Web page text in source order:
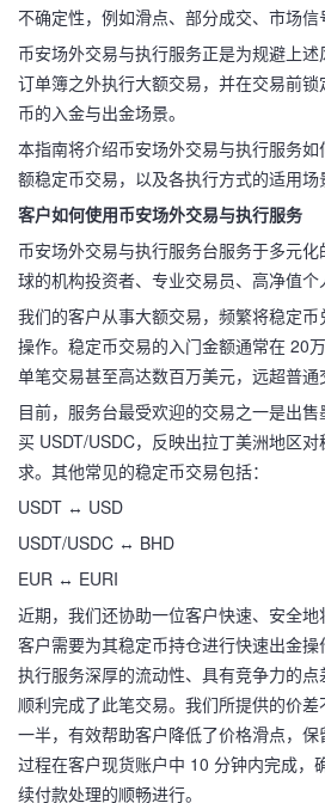
不确定性，例如滑点、部分成交、市场信
币安场外交易与执行服务正是为规避上
订单簿之外执行大额交易，并在交易前
币的入金与出金场景。
本指南将介绍币安场外交易与执行服务
额稳定币交易，以及各执行方式的适用场
客户如何使用币安场外交易与执行服务
币安场外交易与执行服务台服务于多元
球的机构投资者、专业交易员、高净值个
我们的客户从事大额交易，频繁将稳定
操作。稳定币交易的入门金额通常在 20
单笔交易甚至高达数百万美元，远超普通
目前，服务台最受欢迎的交易之一是出
买 USDT/USDC，反映出拉丁美洲地区
求。其他常见的稳定币交易包括：
USDT ↔ USD
USDT/USDC ↔ BHD
EUR ↔ EURI
近期，我们还协助一位客户快速、安全
客户需要为其稳定币持仓进行快速出金
执行服务深厚的流动性、具有竞争力的
顺利完成了此笔交易。我们所提供的价
一半，有效帮助客户降低了价格滑点，
过程在客户现货账户中 10 分钟内完成，
续付款处理的顺畅进行。